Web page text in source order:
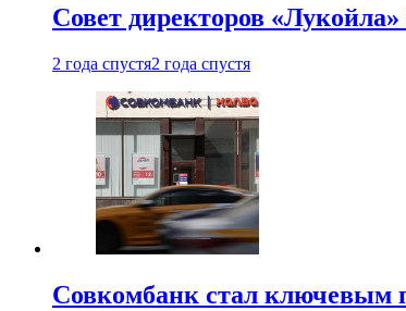
Совет директоров
2 года спустя2 года спустя
Совкомбанк стал ключевым